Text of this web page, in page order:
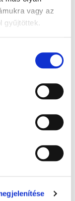
vagy az
gyűjtöttek.